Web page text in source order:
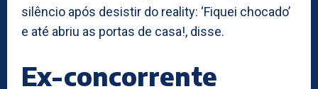
silêncio após desistir do reality: ‘Fiquei chocado’
e até abriu as portas de casa!, disse.
Ex-concorrente